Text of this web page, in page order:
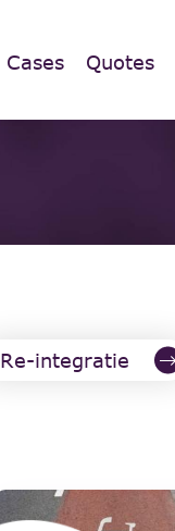
Cases Quotes
Re-integratie